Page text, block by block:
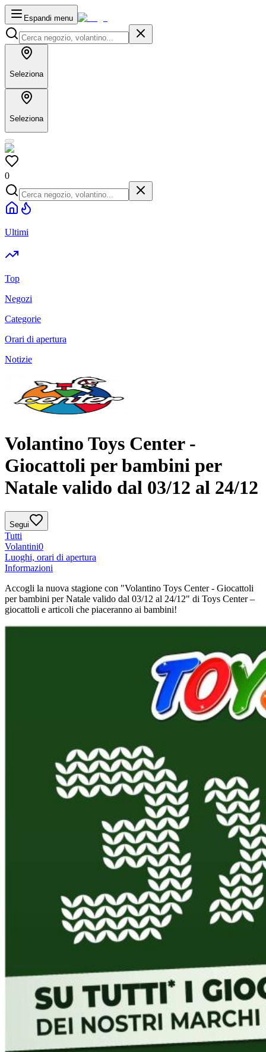
Espandi menu
Seleziona
Seleziona
0
Ultimi
Top
Negozi
Categorie
Orari di apertura
Notizie
Volantino Toys Center -
Giocattoli per bambini per
Natale valido dal 03/12 al 24/12
Segui
Tutti
Volantini0
Luoghi, orari di apertura
Informazioni
Accogli la nuova stagione con "Volantino Toys Center - Giocattoli
per bambini per Natale valido dal 03/12 al 24/12" di Toys Center –
giocattoli e articoli che piaceranno ai bambini!